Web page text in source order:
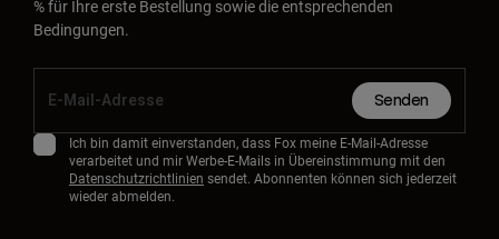
% für Ihre erste Bestellung sowie die entsprechenden
Bedingungen.
Senden
Ich bin damit einverstanden, dass Fox meine E-Mail-Adresse
verarbeitet und mir Werbe-E-Mails in Übereinstimmung mit den
Datenschutzrichtlinien sendet. Abonnenten können sich jederzeit
wieder abmelden.